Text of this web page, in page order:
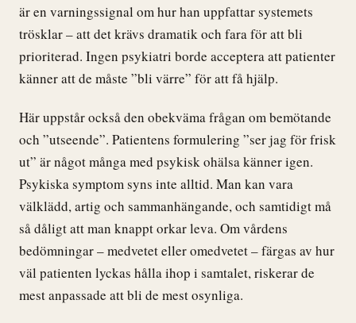
är en varningssignal om hur han uppfattar systemets
trösklar – att det krävs dramatik och fara för att bli
prioriterad. Ingen psykiatri borde acceptera att patienter
känner att de måste ”bli värre” för att få hjälp.
Här uppstår också den obekväma frågan om bemötande
och ”utseende”. Patientens formulering ”ser jag för frisk
ut” är något många med psykisk ohälsa känner igen.
Psykiska symptom syns inte alltid. Man kan vara
välklädd, artig och sammanhängande, och samtidigt må
så dåligt att man knappt orkar leva. Om vårdens
bedömningar – medvetet eller omedvetet – färgas av hur
väl patienten lyckas hålla ihop i samtalet, riskerar de
mest anpassade att bli de mest osynliga.